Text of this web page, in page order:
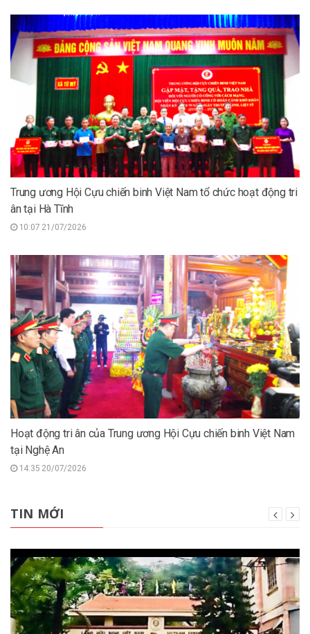
Trung ương Hội Cựu chiến binh Việt Nam tổ chức hoạt động tri
ân tại Hà Tĩnh
10:07 21/07/2026
Hoạt động tri ân của Trung ương Hội Cựu chiến binh Việt Nam
tại Nghệ An
14:35 20/07/2026
TIN MỚI